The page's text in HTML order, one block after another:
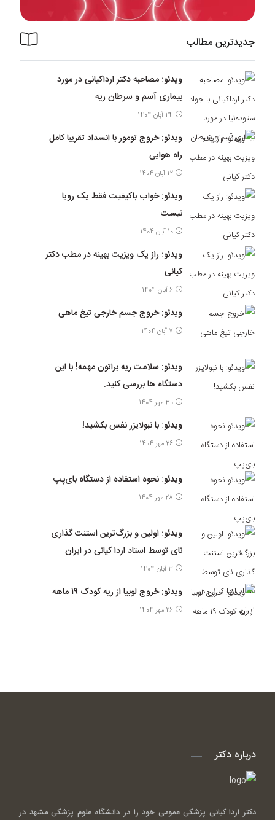
جدیدترین مطالب
ویدئو: مصاحبه دکتر ارداکیانی در مورد
بیماری آسم و سرطان ریه
24 آبان 1404
ویدئو: خروج تومور با انسداد تقریبا کامل
راه هوایی
12 آبان 1404
ویدئو: خواب باکیفیت فقط یک رویا
نیست
10 آبان 1404
ویدئو: راز یک ویزیت بهینه در مطب دکتر
کیانی
6 آبان 1404
ویدئو: خروج جسم خارجی تیغ ماهی
7 آبان 1404
ویدئو: سلامت ریه براتون مهمه! با این
دستگاه ها بررسی کنید.
30 مهر 1404
ویدئو: با نبولایزر نفس بکشید!
26 مهر 1404
ویدئو: نحوه استفاده از دستگاه بای‌پپ
28 مهر 1404
ویدئو: اولین و بزرگ‌ترین استنت گذاری
نای توسط استاد اردا کیانی در ایران
3 آبان 1404
ویدئو: خروج لوبیا از ریه کودک ۱۹ ماهه
26 مهر 1404
درباره دکتر
دکتر اردا کیانی پزشکی عمومی خود را در دانشگاه علوم پزشکی مشهد در